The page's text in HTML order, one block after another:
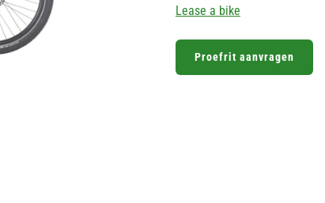
Lease a bike
Proefrit aanvragen